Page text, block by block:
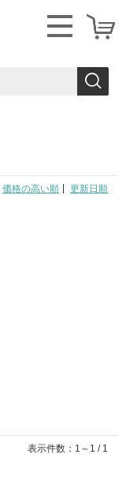
価格の高い順 更新日順
表示件数：1～1 / 1